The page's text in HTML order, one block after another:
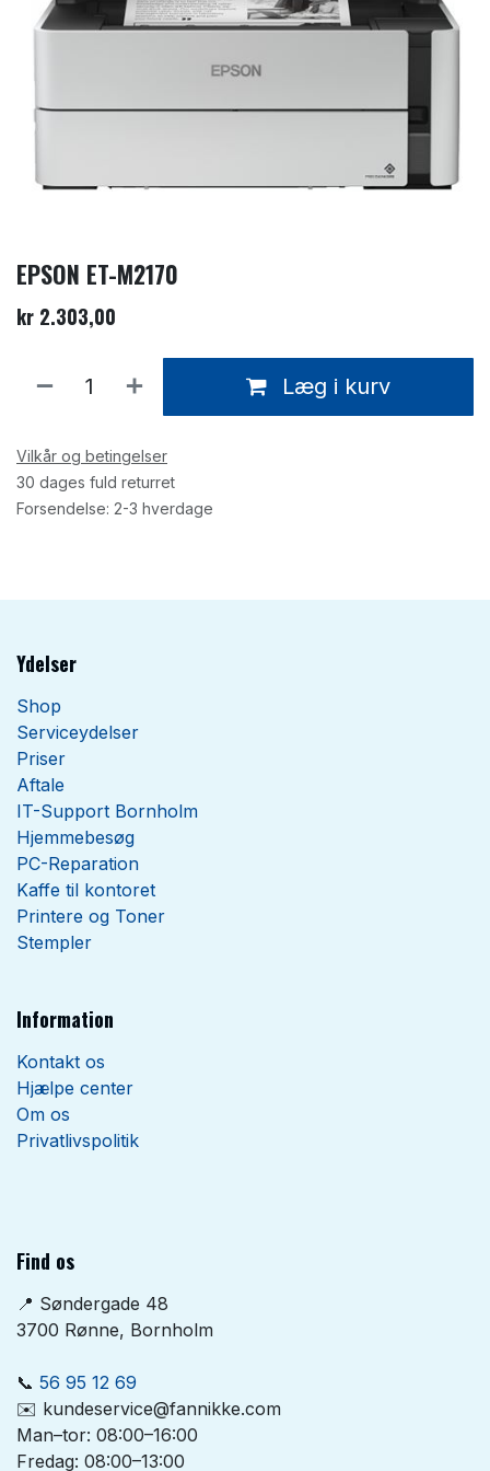
EPSON ET-M2170
kr 2.303,00
Læg i kurv
Vilkår og betingelser
30 dages fuld returret
Forsendelse: 2-3 hverdage
Ydelser
Shop
Serviceydelser
Priser
Aftale
IT-Support Bornholm
Hjemmebesøg
PC-Reparation
Kaffe til kontoret
Printere og Toner
Stempler
Information
Kontakt os
Hjælpe center
Om os
Privatlivspolitik
Find os
📍 Søndergade 48
3700 Rønne, Bornholm
📞 56 95 12 69
✉️ kundeservice@fannikke.com
Man–tor: 08:00–16:00
Fredag: 08:00–13:00